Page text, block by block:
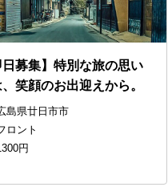
日募集】特別な旅の思い
笑顔のお出迎えから。
島県廿日市市
ロント
円